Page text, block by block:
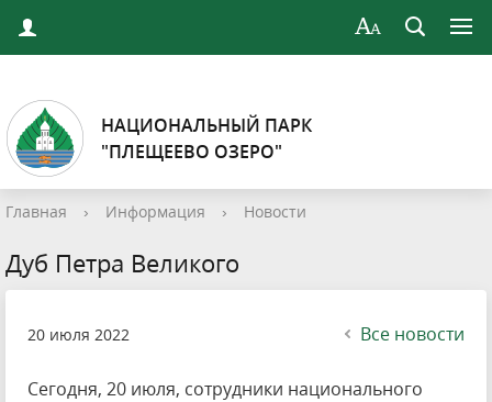
НАЦИОНАЛЬНЫЙ ПАРК
"ПЛЕЩЕЕВО ОЗЕРО"
Главная › Информация › Новости
Дуб Петра Великого
20 июля 2022 Все новости
Сегодня, 20 июля, сотрудники национального